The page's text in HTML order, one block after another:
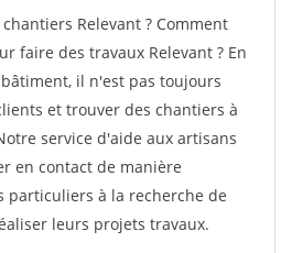
Relevant ? Comment
faire des travaux Relevant ? En
il n'est pas toujours
et trouver des chantiers à
service d'aide aux artisans
en contact de manière
particuliers à la recherche de
leurs projets travaux.